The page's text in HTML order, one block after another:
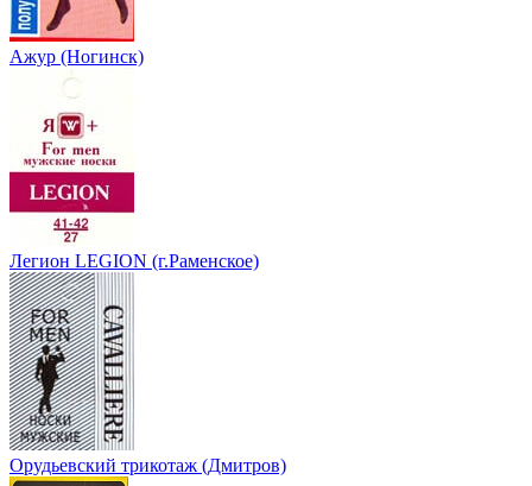
Ажур (Ногинск)
Легион LEGION (г.Раменское)
Орудьевский трикотаж (Дмитров)